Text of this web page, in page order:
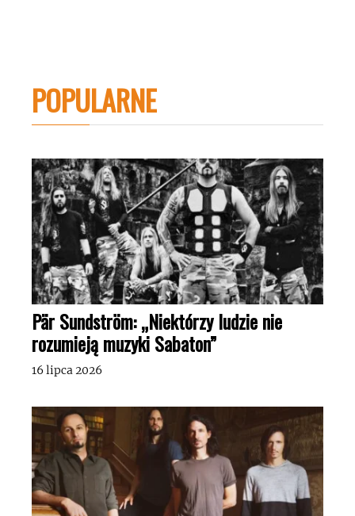
POPULARNE
Pär Sundström: „Niektórzy ludzie nie
rozumieją muzyki Sabaton”
16 lipca 2026